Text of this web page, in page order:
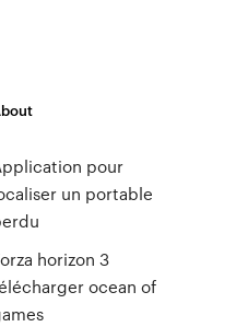
pour
un portable
horizon 3
ocean of